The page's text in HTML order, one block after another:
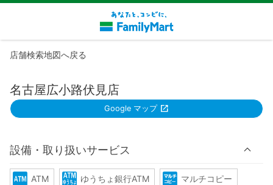
店舗検索地図へ戻る
名古屋広小路伏見店
Google マップ
設備・取り扱いサービス
ATM ゆうちょ銀行ATM マルチコピー